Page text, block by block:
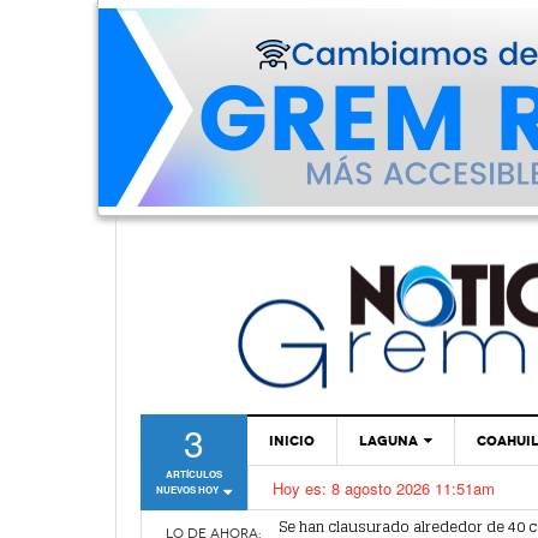
3
ARTÍCULOS
NUEVOS HOY
INICIO LAGUNA
TORREÓN
GÓMEZ PALACIO
Hoy es: 8 agosto 2026 11:51am
LO DE AHORA:
Se han clausurado alrededor de